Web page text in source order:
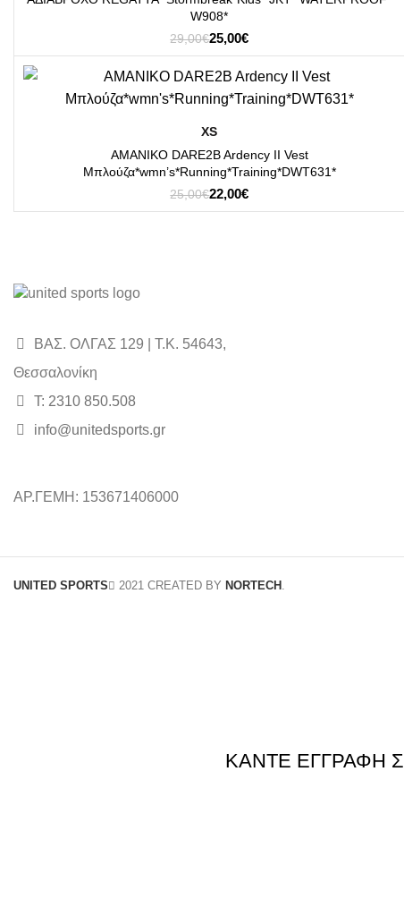
W908*
29,00€Original
price
was:
25,00€Η
τρέχουσα
τιμή
25,00€.
ΕΠΙΛΟΓΉ
XS
ΑΜΑΝΙΚΟ DARE2B Ardency II Vest
Μπλούζα*wmn’s*Running*Training*DWT631*
25,00€Original
price
22,00€Η
τρέχουσα
ΒΑΣ. ΟΛΓΑΣ 129 | Τ.Κ. 54643,
Θεσσαλονίκη
Τ: 2310 850.508
info@unitedsports.gr
ΑΡ.ΓΕΜΗ: 153671406000
UNITED SPORTS 2021 CREATED BY NORTECH
ΚΑΝΤΕ ΕΓΓΡΑΦΗ